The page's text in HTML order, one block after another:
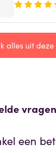
alles uit
een